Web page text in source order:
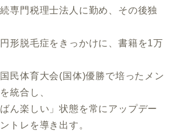
専門税理士法人に勤め、その後独
形脱毛症をきっかけに、書籍を1万
民体育大会(国体)優勝で培ったメン
統合し、
ん楽しい」状態を常にアップデー
トレを導き出す。